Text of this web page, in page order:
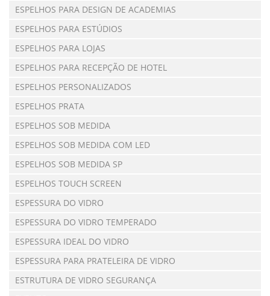
ESPELHOS PARA DESIGN DE ACADEMIAS
ESPELHOS PARA ESTÚDIOS
ESPELHOS PARA LOJAS
ESPELHOS PARA RECEPÇÃO DE HOTEL
ESPELHOS PERSONALIZADOS
ESPELHOS PRATA
ESPELHOS SOB MEDIDA
ESPELHOS SOB MEDIDA COM LED
ESPELHOS SOB MEDIDA SP
ESPELHOS TOUCH SCREEN
ESPESSURA DO VIDRO
ESPESSURA DO VIDRO TEMPERADO
ESPESSURA IDEAL DO VIDRO
ESPESSURA PARA PRATELEIRA DE VIDRO
ESTRUTURA DE VIDRO SEGURANÇA